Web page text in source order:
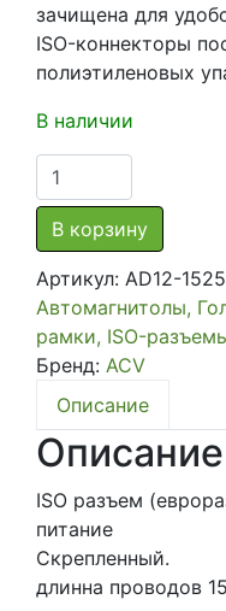
зачищена для
ISO-коннекторы
полиэтиленовых
В наличии
Количество
товара
Скрепленный
евроразъем
ACV
AD12-
1525
папа
В корзину
Артикул: AD12-1525
Автомагнитолы,
рамки, ISO-
Бренд: ACV
Описание
Описание
ISO разъем
питание
Скрепленный.
длинна проводов